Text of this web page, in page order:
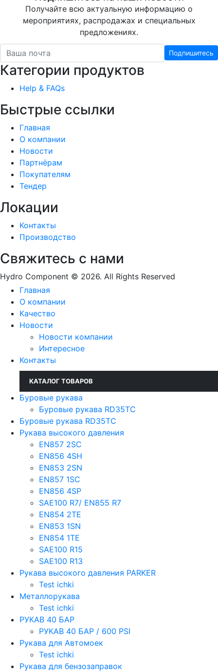
Получайте всю актуальную информацию о
мероприятиях, распродажах и специальных
предложениях.
Подпишитесь
Категории продуктов
Help & FAQs
Быстрые ссылки
Главная
О компании
Новости
Партнёрам
Покупателям
Тендер
Локации
Контакты
Производство
Свяжитесь с нами
Hydro Component © 2026. All Rights Reserved
Главная
О компании
Качество
Новости
Новости компании
Интересное
Контакты
КАТАЛОГ ТОВАРОВ
Буровые рукава
Буровые рукава RD35TC
Буровые рукава RD35TC
Рукава высокого давления
EN857 2SС
EN856 4SH
EN853 2SN
EN857 1SC
EN856 4SP
SAE100 R7/ EN855 R7
EN854 2TE
EN853 1SN
EN854 1TE
SAE100 R15
SAE100 R13
Рукава высокого давления PARKER
Test ichki
Металлорукава
Test ichki
РУКАВ 40 БАР
РУКАВ 40 БАР / 600 PSI
Рукава для Автомоек
Test ichki
Рукава для бензозаправок